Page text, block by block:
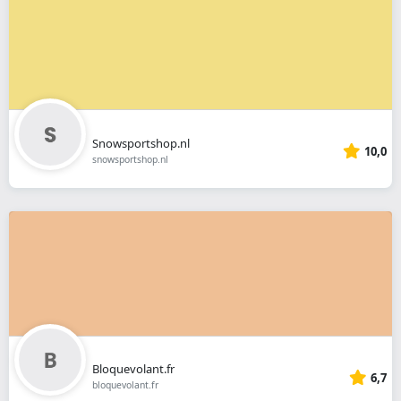
Snowsportshop.nl
snowsportshop.nl 10,0
Bloquevolant.fr
bloquevolant.fr 6,7